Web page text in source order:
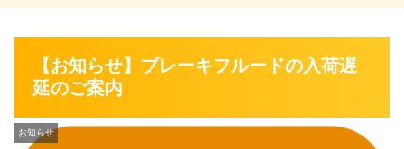
【お知らせ】ブレーキフルードの入荷遅
延のご案内
お知らせ